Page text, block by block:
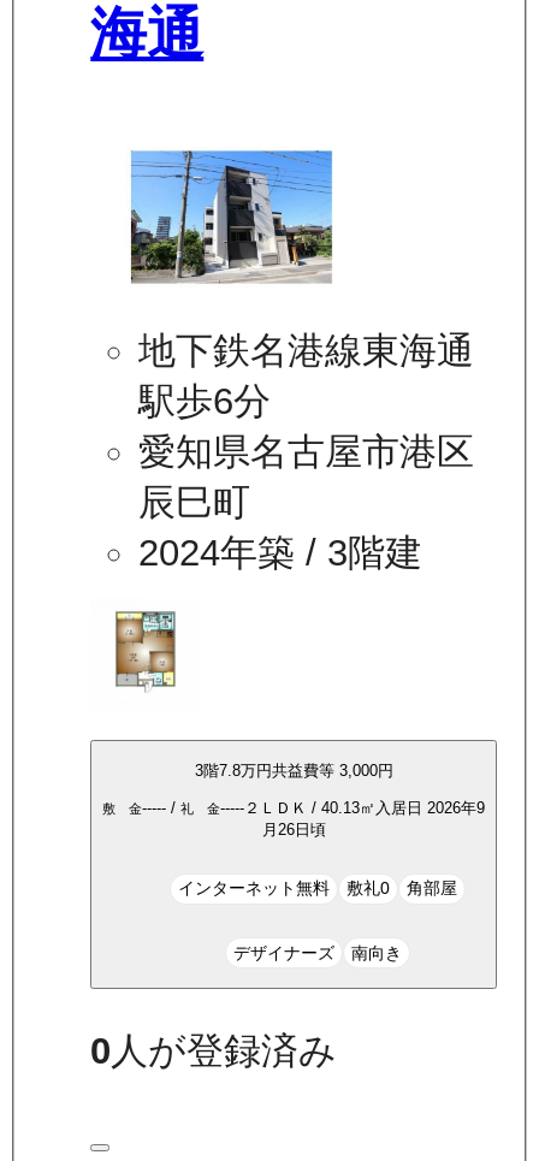
海通
地下鉄名港線東海通
駅歩6分
愛知県名古屋市港区
辰巳町
2024年築 / 3階建
3階7.8万円共益費等 3,000円
敷 金----- / 礼 金----- ２ＬＤＫ / 40.13㎡ 入居日 2026年9
月26日頃
インターネット無料 敷礼0 角部屋
デザイナーズ 南向き
0 人が登録済み